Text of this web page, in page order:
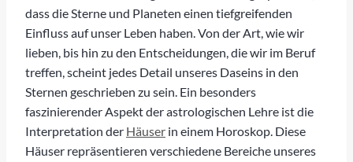
dass die Sterne und Planeten einen tiefgreifenden
Einfluss auf unser Leben haben. Von der Art, wie wir
lieben, bis hin zu den Entscheidungen, die wir im Beruf
treffen, scheint jedes Detail unseres Daseins in den
Sternen geschrieben zu sein. Ein besonders
faszinierender Aspekt der astrologischen Lehre ist die
Interpretation der Häuser in einem Horoskop. Diese
Häuser repräsentieren verschiedene Bereiche unseres